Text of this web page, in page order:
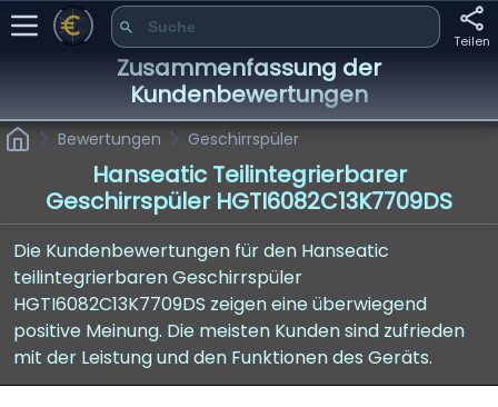
Teilen
Zusammenfassung der
Kundenbewertungen
Bewertungen Geschirrspüler
Hanseatic Teilintegrierbarer
Geschirrspüler HGTI6082C13K7709DS
Die Kundenbewertungen für den Hanseatic
teilintegrierbaren Geschirrspüler
HGTI6082C13K7709DS zeigen eine überwiegend
positive Meinung. Die meisten Kunden sind zufrieden
mit der Leistung und den Funktionen des Geräts.